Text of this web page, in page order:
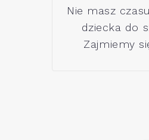
Nie masz
dziecka do
Zajmiemy